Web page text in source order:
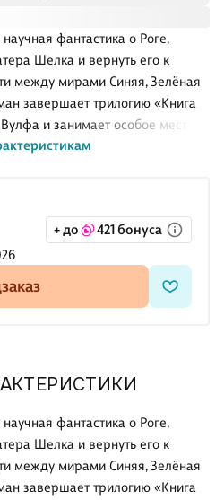
фантастика о Роге,
Шелка и вернуть его к
между мирами Синяя, Зелёная
завершает трилогию «Книга
и занимает особое место в
Это не просто приключение в
новые миры вместе с
и литературной плотности
«Книгой Нового Солнца» самого
Ле Гуин, где фантастический
но и для разговора о
+ до
421 бонуса
фантастика о Роге,
Шелка и вернуть его к
между мирами Синяя, Зелёная
завершает трилогию «Книга